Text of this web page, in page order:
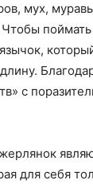
мух,
с
для себя